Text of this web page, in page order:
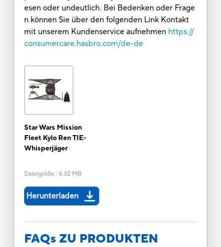
esen oder undeutlich. Bei Bedenken oder Frage
n können Sie über den folgenden Link Kontakt
mit unserem Kundenservice aufnehmen https://
consumercare.hasbro.com/de-de
Star Wars Mission
Fleet Kylo Ren TIE-
Whisperjäger
Dateigröße : 6.32 MB
Herunterladen
FAQs ZU PRODUKTEN